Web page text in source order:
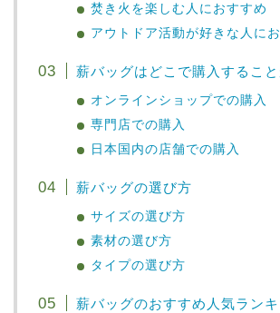
焚き火を楽しむ人におすすめ
アウトドア活動が好きな人に
薪バッグはどこで購入するこ
オンラインショップでの購入
専門店での購入
日本国内の店舗での購入
薪バッグの選び方
サイズの選び方
素材の選び方
タイプの選び方
薪バッグのおすすめ人気ラン